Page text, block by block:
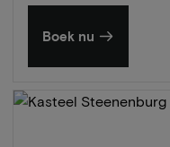
Boek nu